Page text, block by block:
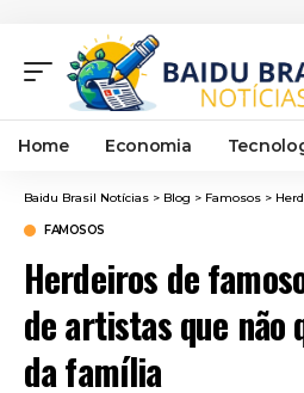
Home Economia
Baidu Brasil Notícias > Blog > Famosos >
FAMOSOS
Herdeiros de
de artistas que
da família